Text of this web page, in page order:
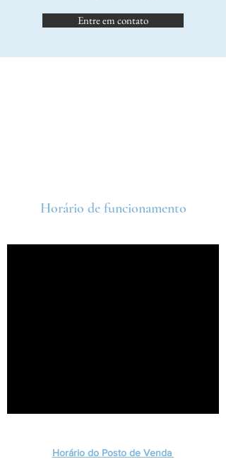
Entre em contato
Horário de funcionamento
Horário do Posto de Venda